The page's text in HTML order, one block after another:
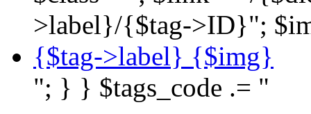
>label}/{$tag->ID}";
{$tag->label} {$img}
"; } } $tags_code .= "